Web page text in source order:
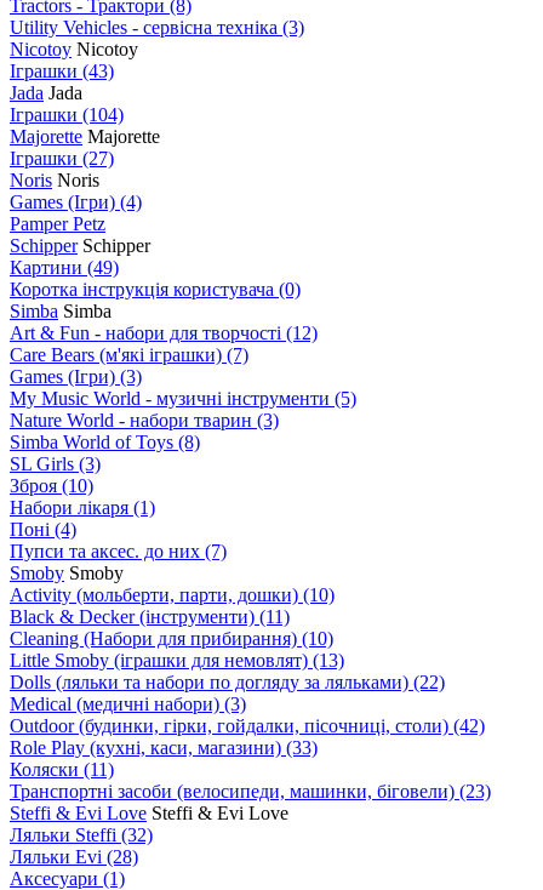
Tractors - Трактори (8)
Utility Vehicles - сервісна техніка (3)
Nicotoy Nicotoy
Іграшки (43)
Jada Jada
Іграшки (104)
Majorette Majorette
Іграшки (27)
Noris Noris
Games (Ігри) (4)
Pamper Petz
Schipper Schipper
Картини (49)
Коротка інструкція користувача (0)
Simba Simba
Art & Fun - набори для творчості (12)
Care Bears (м'які іграшки) (7)
Games (Ігри) (3)
My Music World - музичні інструменти (5)
Nature World - набори тварин (3)
Simba World of Toys (8)
SL Girls (3)
Зброя (10)
Набори лікаря (1)
Поні (4)
Пупси та аксес. до них (7)
Smoby Smoby
Аctivity (мольберти, парти, дошки) (10)
Black & Decker (інструменти) (11)
Cleaning (Набори для прибирання) (10)
Little Smoby (іграшки для немовлят) (13)
Dolls (ляльки та набори по догляду за ляльками) (22)
Medical (медичні набори) (3)
Outdoor (будинки, гірки, гойдалки, пісочниці, столи) (42)
Role Play (кухні, каси, магазини) (33)
Коляски (11)
Транспортні засоби (велосипеди, машинки, біговели) (23)
Steffi & Evi Love Steffi & Evi Love
Ляльки Steffi (32)
Ляльки Evi (28)
Аксесуари (1)